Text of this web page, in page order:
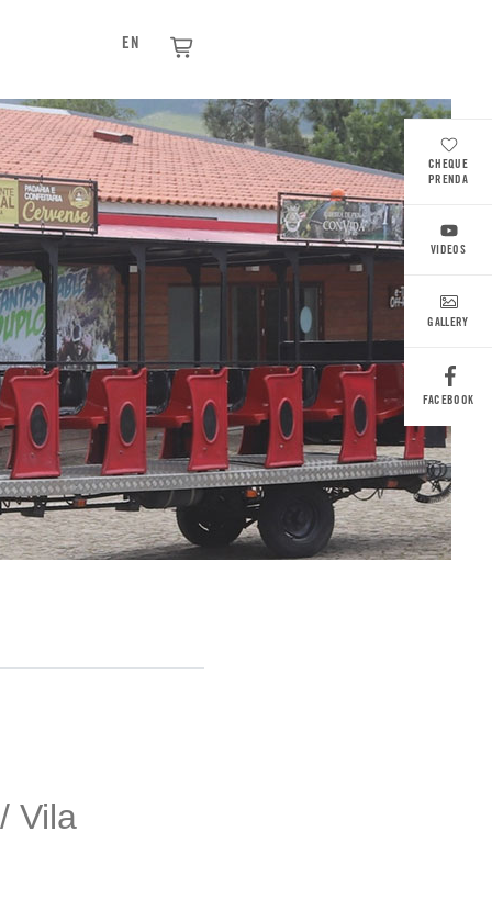
EN
Vila
CHEQUE
PRENDA
VIDEOS
GALLERY
FACEBOOK